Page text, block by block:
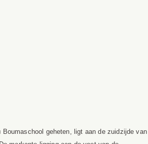
Boumaschool geheten, ligt aan de zuidzijde van